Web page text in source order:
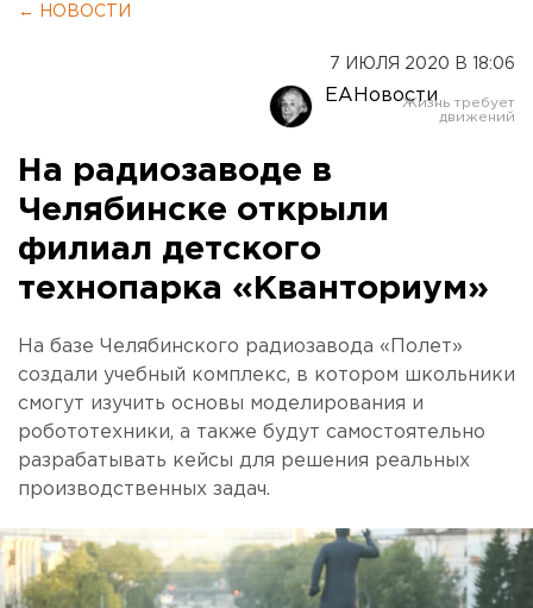
← НОВОСТИ
7 ИЮЛЯ 2020 В 18:06
ЕАНовости
На радиозаводе в
Челябинске открыли
филиал детского
технопарка «Кванториум»
На базе Челябинского радиозавода «Полет»
создали учебный комплекс, в котором школьники
смогут изучить основы моделирования и
робототехники, а также будут самостоятельно
разрабатывать кейсы для решения реальных
производственных задач.